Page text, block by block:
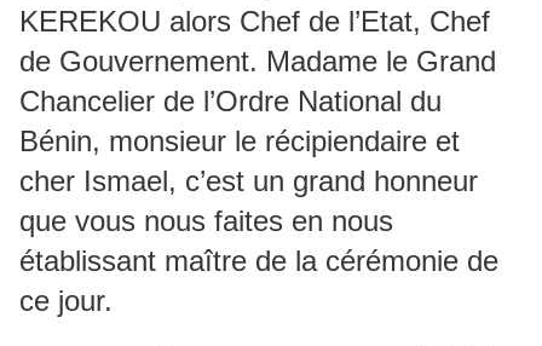
KEREKOU alors Chef de l’Etat, Chef
de Gouvernement. Madame le Grand
Chancelier de l’Ordre National du
Bénin, monsieur le récipiendaire et
cher Ismael, c’est un grand honneur
que vous nous faites en nous
établissant maître de la cérémonie de
ce jour.